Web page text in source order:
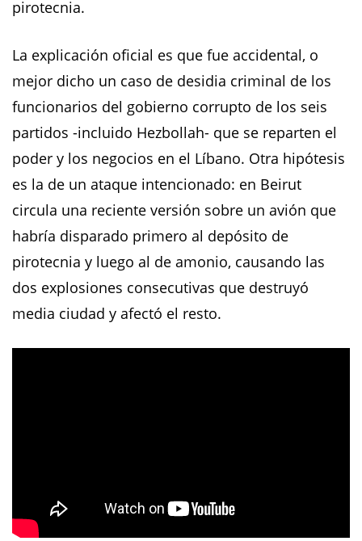
pirotecnia.
La explicación oficial es que fue accidental, o
mejor dicho un caso de desidia criminal de los
funcionarios del gobierno corrupto de los seis
partidos -incluido Hezbollah- que se reparten el
poder y los negocios en el Líbano. Otra hipótesis
es la de un ataque intencionado: en Beirut
circula una reciente versión sobre un avión que
habría disparado primero al depósito de
pirotecnia y luego al de amonio, causando las
dos explosiones consecutivas que destruyó
media ciudad y afectó el resto.